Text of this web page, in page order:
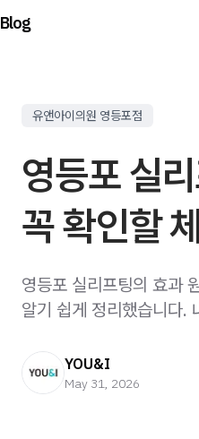
Blog
유앤아이의원 영등포점
영등포 실
꼭 확인할
영등포 실리프팅의 효과
알기 쉽게 정리했습니다.
YOU&I
May 31, 2026